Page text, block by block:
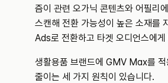
즘이 관련 오가닉 콘텐츠와 어필리
스캔해 전환 가능성이 높은 소재를
Ads로 전환하고 타겟 오디언스에게
생활용품 브랜드에 GMV Max를 적
줄이는 세 가지 원칙이 있습니다.